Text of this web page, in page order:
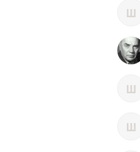
Ш
Ш
Ш